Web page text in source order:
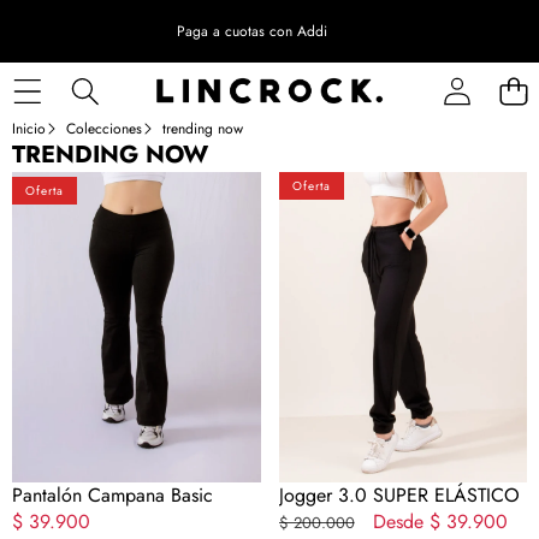
Paga a cuotas con Addi
Inicio Colecciones trending now
TRENDING NOW
Pantalón
Campana
Oferta
Pantalón Campana Basic
Precio
$ 39.900
Jogger
ELÁSTICO
Oferta
Jogger 3.0 SUPER ELÁSTICO
Precio
$ 200.000
Precio
Desde $ 39.900